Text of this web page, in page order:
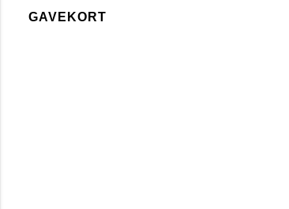
GAVEKORT